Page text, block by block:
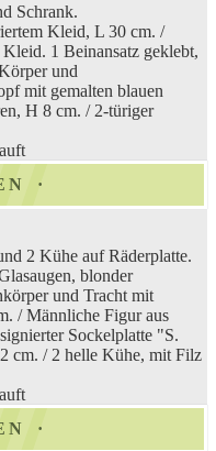
Schrank.
Kleid, L 30 cm. /
1 Beinansatz geklebt,
und
mit gemalten blauen
H 8 cm. / 2-türiger
2 Kühe auf Räderplatte.
blonder
und Tracht mit
/ Männliche Figur aus
Sockelplatte "S.
cm. / 2 helle Kühe, mit Filz